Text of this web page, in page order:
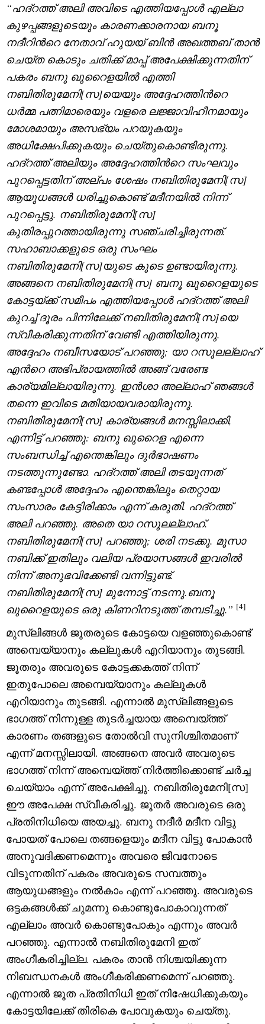
“ഹദ്റത്ത് അലി അവിടെ എത്തിയപ്പോൾ എല്ലാ
കുഴപ്പങ്ങളുടെയും കാരണക്കാരനായ ബനൂ
നദീറിന്‍റെ നേതാവ് ഹുയയ് ബിൻ അഖത്തബ് താൻ
ചെയ്ത കൊടും ചതിക്ക് മാപ്പ് അപേക്ഷിക്കുന്നതിന്
പകരം ബനൂ ഖുറൈളയിൽ എത്തി
നബിതിരുമേനി[സ]യെയും അദ്ദേഹത്തിന്‍റെ
ധർമ്മ പത്നിമാരെയും വളരെ ലജ്ജാവിഹീനമായും
മോശമായും അസഭ്യം പറയുകയും
അധിക്ഷേപിക്കുകയും ചെയ്തുകൊണ്ടിരുന്നു.
ഹദ്റത്ത് അലിയും അദ്ദേഹത്തിന്‍റെ സംഘവും
പുറപ്പെട്ടതിന് അല്പം ശേഷം നബിതിരുമേനി[സ]
ആയുധങ്ങൾ ധരിച്ചുകൊണ്ട് മദീനയിൽ നിന്ന്
പുറപ്പെട്ടു. നബിതിരുമേനി[സ]
കുതിരപ്പുറത്തായിരുന്നു സഞ്ചരിച്ചിരുന്നത്.
സഹാബാക്കളുടെ ഒരു സംഘം
നബിതിരുമേനി[സ]യുടെ കൂടെ ഉണ്ടായിരുന്നു.
അങ്ങനെ നബിതിരുമേനി[സ] ബനൂ ഖുറൈളയുടെ
കോട്ടയ്ക്ക് സമീപം എത്തിയപ്പോൾ ഹദ്റത്ത് അലി
കുറച്ച് ദൂരം പിന്നിലേക്ക് നബിതിരുമേനി[സ]യെ
സ്വീകരിക്കുന്നതിന് വേണ്ടി എത്തിയിരുന്നു.
അദ്ദേഹം നബീസയോട് പറഞ്ഞു; യാ റസൂലല്ലാഹ്
എന്‍റെ അഭിപ്രായത്തിൽ അങ്ങ് വരേണ്ട
കാര്യമില്ലായിരുന്നു. ഇൻശാ അല്ലാഹ് ഞങ്ങൾ
തന്നെ ഇവിടെ മതിയായവരായിരുന്നു.
നബിതിരുമേനി[സ] കാര്യങ്ങൾ മനസ്സിലാക്കി,
എന്നിട്ട് പറഞ്ഞു: ബനൂ ഖുറൈള എന്നെ
സംബന്ധിച്ച് എന്തെങ്കിലും ദുർഭാഷണം
നടത്തുന്നുണ്ടോ. ഹദ്റത്ത് അലി തടയുന്നത്
കണ്ടപ്പോൾ അദ്ദേഹം എന്തെങ്കിലും തെറ്റായ
സംസാരം കേട്ടിരിക്കാം എന്ന് കരുതി. ഹദ്റത്ത്
അലി പറഞ്ഞു. അതെ യാ റസൂലല്ലാഹ്.
നബിതിരുമേനി[സ] പറഞ്ഞു; ശരി നടക്കൂ. മൂസാ
നബിക്ക് ഇതിലും വലിയ പ്രയാസങ്ങൾ ഇവരിൽ
നിന്ന് അനുഭവിക്കേണ്ടി വന്നിട്ടുണ്ട്.
നബിതിരുമേനി[സ] മുന്നോട്ട് നടന്നു.ബനൂ
ഖുറൈളയുടെ ഒരു കിണറിനടുത്ത് തമ്പടിച്ചു.” [4]
മുസ്‌ലിങ്ങൾ ജൂതരുടെ കോട്ടയെ വളഞ്ഞുകൊണ്ട്
അമ്പെയ്യാനും കല്ലുകൾ എറിയാനും തുടങ്ങി.
ജൂതരും അവരുടെ കോട്ടക്കകത്ത് നിന്ന്
ഇതുപോലെ അമ്പെയ്യാനും കല്ലുകൾ
എറിയാനും തുടങ്ങി. എന്നാൽ മുസ്‌ലിങ്ങളുടെ
ഭാഗത്ത് നിന്നുള്ള തുടർച്ചയായ അമ്പെയ്ത്ത്
കാരണം തങ്ങളുടെ തോൽവി സുനിശ്ചിതമാണ്
എന്ന് മനസ്സിലായി. അങ്ങനെ അവർ അവരുടെ
ഭാഗത്ത് നിന്ന് അമ്പെയ്ത്ത് നിർത്തിക്കൊണ്ട് ചർച്ച
ചെയ്യാം എന്ന് അപേക്ഷിച്ചു. നബിതിരുമേനി[സ]
ഈ അപേക്ഷ സ്വീകരിച്ചു. ജൂതർ അവരുടെ ഒരു
പ്രതിനിധിയെ അയച്ചു. ബനൂ നദീർ മദീന വിട്ടു
പോയത് പോലെ തങ്ങളെയും മദീന വിട്ടു പോകാൻ
അനുവദിക്കണമെന്നും അവരെ ജീവനോടെ
വിടുന്നതിന് പകരം അവരുടെ സമ്പത്തും
ആയുധങ്ങളും നൽകാം എന്ന് പറഞ്ഞു. അവരുടെ
ഒട്ടകങ്ങൾക്ക് ചുമന്നു കൊണ്ടുപോകാവുന്നത്
എല്ലാം അവർ കൊണ്ടുപോകും എന്നും അവർ
പറഞ്ഞു. എന്നാൽ നബിതിരുമേനി ഇത്
അംഗീകരിച്ചില്ല. പകരം താൻ നിശ്ചയിക്കുന്ന
നിബന്ധനകൾ അംഗീകരിക്കണമെന്ന് പറഞ്ഞു.
എന്നാൽ ജൂത പ്രതിനിധി ഇത് നിഷേധിക്കുകയും
കോട്ടയിലേക്ക് തിരികെ പോവുകയും ചെയ്തു.